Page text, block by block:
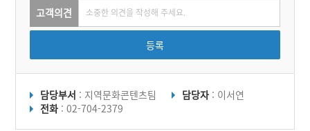
고객의견
등록
담당부서 : 지역문화콘텐츠팀 담당자 : 이서연
전화 : 02-704-2379